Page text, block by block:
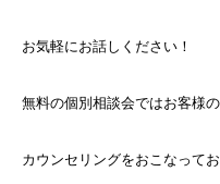
お気軽にお話しください！
無料の個別相談会ではお客様
カウンセリングをおこなってお